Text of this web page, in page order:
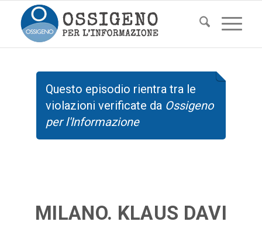
Questo episodio rientra tra le
violazioni verificate da Ossigeno
per l'Informazione
MILANO. KLAUS DAVI